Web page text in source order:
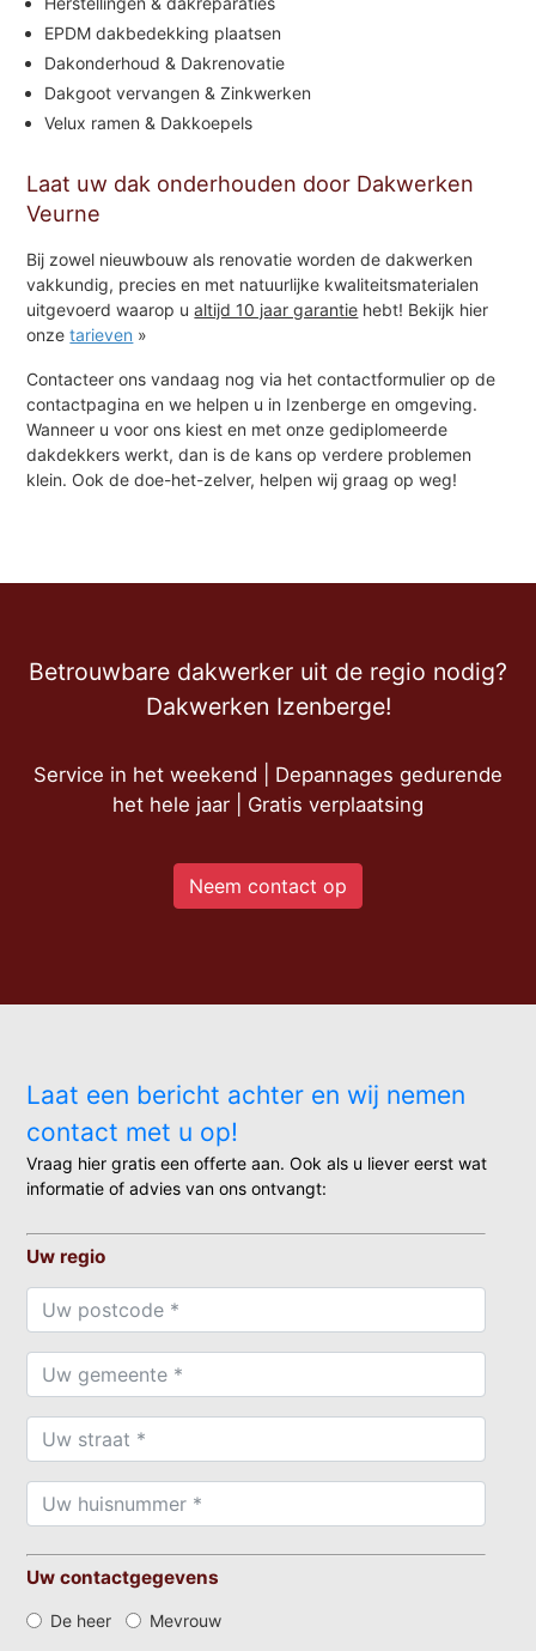
EPDM dakbedekking plaatsen
Dakonderhoud & Dakrenovatie
Dakgoot vervangen & Zinkwerken
Velux ramen & Dakkoepels
Laat uw dak onderhouden door Dakwerken
Veurne
Bij zowel nieuwbouw als renovatie worden de dakwerken
vakkundig, precies en met natuurlijke kwaliteitsmaterialen
uitgevoerd waarop ualtijd 10 jaar garantie hebt! Bekijk hier
onzetarieven »
Contacteer ons vandaag nog via het contactformulier op de
contactpagina en we helpen u in Izenberge en omgeving.
Wanneer u voor ons kiest en met onze gediplomeerde
dakdekkers werkt, dan is de kans op verdere problemen
klein. Ook de doe-het-zelver, helpen wij graag op weg!
Betrouwbare dakwerker uit de regio nodig?
Dakwerken Izenberge!
Service in het weekend | Depannages gedurende
het hele jaar | Gratis verplaatsing
Neem contact op
Laat een bericht achter en wij nemen
contact met u op!
Vraag hier gratis een offerte aan. Ook als u liever eerst wat
informatie of advies van ons ontvangt:
Uw regio
Uw contactgegevens
De heer Mevrouw